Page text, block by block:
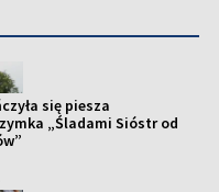
się piesza
„Śladami Sióstr od